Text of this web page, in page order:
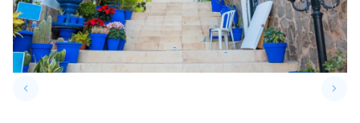
keyboard_arrow_leftPrevious slide keyboard_arrow_right